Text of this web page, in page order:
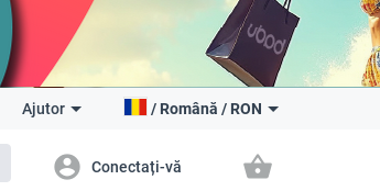
Ajutor / Română / RON
account_circle Conectați-vă shopping_basket